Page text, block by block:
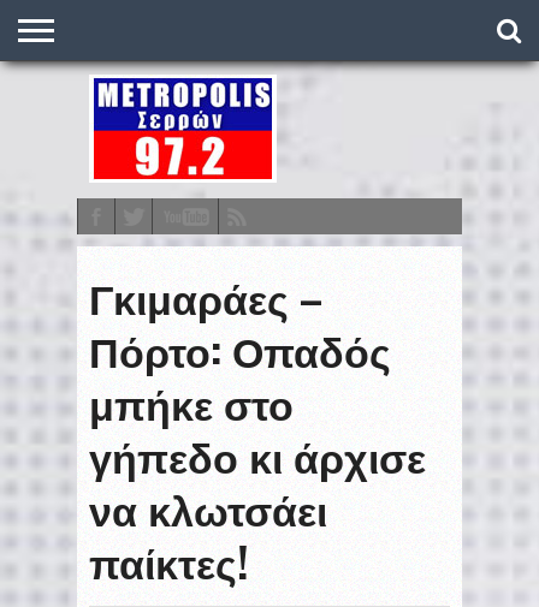
ΣΤΑΘΜΌΣ
METRONEWS
ΠΟΔΌΣΦΑΙΡΟ
ΒΑΘΜΟΛΟΓΊΕΣ
ΠΡΟΓΡΆΜΜΑΤΑ
ΣΤΟΊΧΗΜΑ
ΕΠΙΚΟΙΝΩΝΊΑ
Γκιμαράες –
Πόρτο: Οπαδός
μπήκε στο
γήπεδο κι άρχισε
να κλωτσάει
παίκτες!